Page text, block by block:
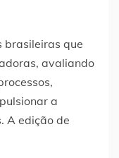
brasileiras que
avaliando
a
A edição de